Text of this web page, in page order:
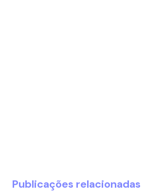
Publicações relacionadas